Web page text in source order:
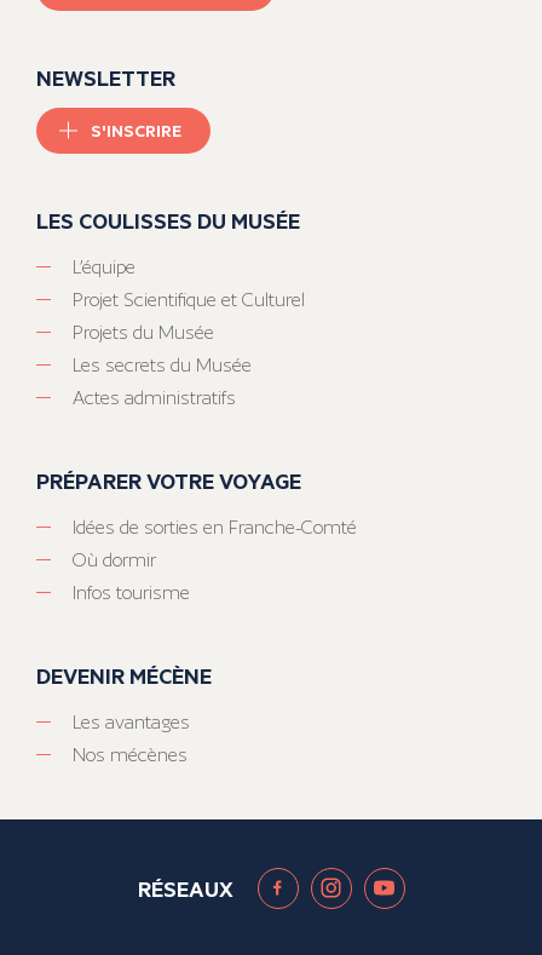
NEWSLETTER
S'INSCRIRE
LES COULISSES DU MUSÉE
L’équipe
Projet Scientifique et Culturel
Projets du Musée
Les secrets du Musée
Actes administratifs
PRÉPARER VOTRE VOYAGE
Idées de sorties en Franche-Comté
Où dormir
Infos tourisme
DEVENIR MÉCÈNE
Les avantages
Nos mécènes
RÉSEAUX